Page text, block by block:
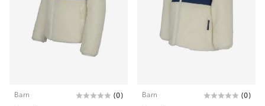
Barn (0) Barn (0)